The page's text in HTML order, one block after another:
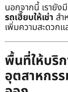
นอกจากนี้ เรายัง
รถเฮี๊ยบให้เช่า ส
เพิ่มความสะดวก
พื้นที่ให้บริ
อุตสาหกร